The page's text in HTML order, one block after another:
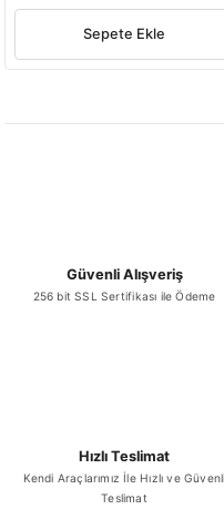
Sepete Ekle
Güvenli Alışveriş
256 bit SSL Sertifikası ile Ödeme
Hızlı Teslimat
Kendi Araçlarımız İle Hızlı ve Güvenli
Teslimat